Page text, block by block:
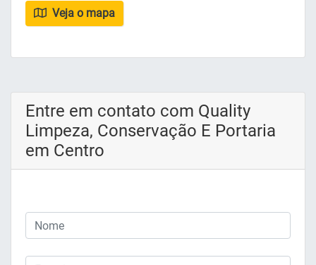
Veja o mapa
Entre em contato com Quality
Limpeza, Conservação E Portaria
em Centro